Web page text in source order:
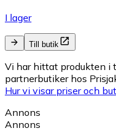
I lager
Till butik
Vi har hittat produkten i
partnerbutiker hos
Hur vi visar priser och
Annons
Annons